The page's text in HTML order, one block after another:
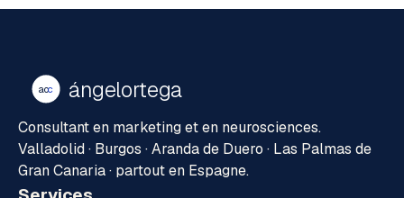
aoc ángelortega
Consultant en marketing et en neurosciences.
Valladolid · Burgos · Aranda de Duero · Las Palmas de
Gran Canaria · partout en Espagne.